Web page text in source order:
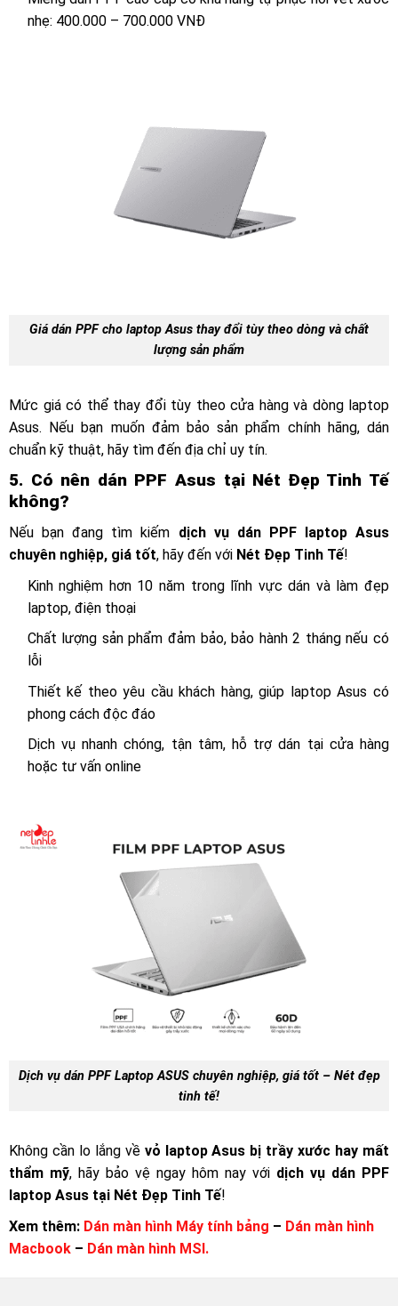
nhẹ: 400.000 – 700.000 VNĐ
Giá dán PPF cho laptop Asus thay đổi tùy theo dòng và chất
lượng sản phẩm
Mức giá có thể thay đổi tùy theo cửa hàng và dòng laptop
Asus. Nếu bạn muốn đảm bảo sản phẩm chính hãng, dán
chuẩn kỹ thuật, hãy tìm đến địa chỉ uy tín.
5. Có nên dán PPF Asus tại Nét Đẹp Tinh Tế
không?
Nếu bạn đang tìm kiếm dịch vụ dán PPF laptop Asus
chuyên nghiệp, giá tốt, hãy đến với Nét Đẹp Tinh Tế!
Kinh nghiệm hơn 10 năm trong lĩnh vực dán và làm đẹp
laptop, điện thoại
Chất lượng sản phẩm đảm bảo, bảo hành 2 tháng nếu có
lỗi
Thiết kế theo yêu cầu khách hàng, giúp laptop Asus có
phong cách độc đáo
Dịch vụ nhanh chóng, tận tâm, hỗ trợ dán tại cửa hàng
hoặc tư vấn online
Dịch vụ dán PPF Laptop ASUS chuyên nghiệp, giá tốt – Nét đẹp
tinh tế!
Không cần lo lắng về vỏ laptop Asus bị trầy xước hay mất
thẩm mỹ, hãy bảo vệ ngay hôm nay với dịch vụ dán PPF
laptop Asus tại Nét Đẹp Tinh Tế!
Xem thêm: Dán màn hình Máy tính bảng – Dán màn hình
Macbook – Dán màn hình MSI.